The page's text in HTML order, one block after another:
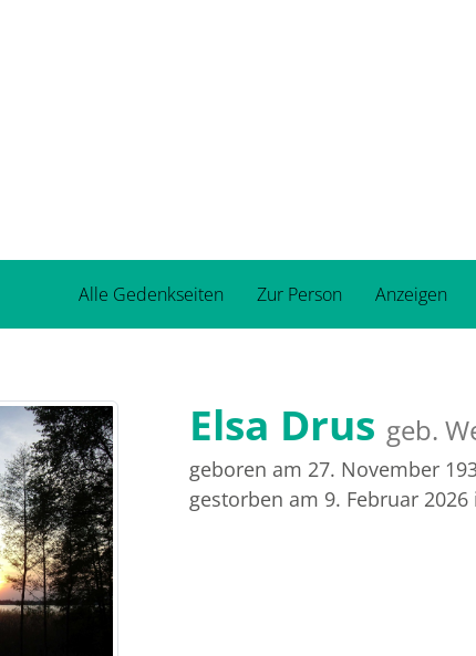
Alle Gedenkseiten Zur Person Anzeigen
Elsa Drus geb.
geboren am 27. November
gestorben am 9. Februar 2026